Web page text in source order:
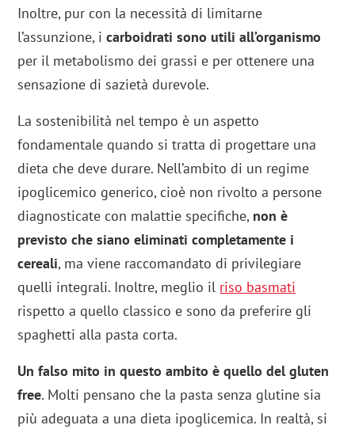
Inoltre, pur con la necessità di limitarne
l’assunzione, icarboidrati sono utili all’organismo
per il metabolismo dei grassi e per ottenere una
sensazione di sazietà durevole.
La sostenibilità nel tempo è un aspetto
fondamentale quando si tratta di progettare una
dieta che deve durare. Nell’ambito di un regime
ipoglicemico generico, cioè non rivolto a persone
diagnosticate con malattie specifiche, non è
previsto che siano eliminati completamente i
cereali, ma viene raccomandato di privilegiare
quelli integrali. Inoltre, meglio il riso basmati
rispetto a quello classico e sono da preferire gli
spaghetti alla pasta corta.
Un falso mito in questo ambito è quello del gluten
free. Molti pensano che la pasta senza glutine sia
più adeguata a una dieta ipoglicemica. In realtà, si